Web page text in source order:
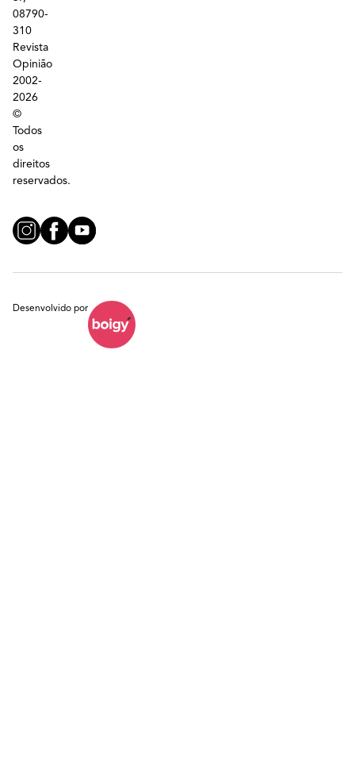
08790-
310
Revista
Opinião
2002-
2026
©
Todos
os
direitos
reservados.
Desenvolvido por